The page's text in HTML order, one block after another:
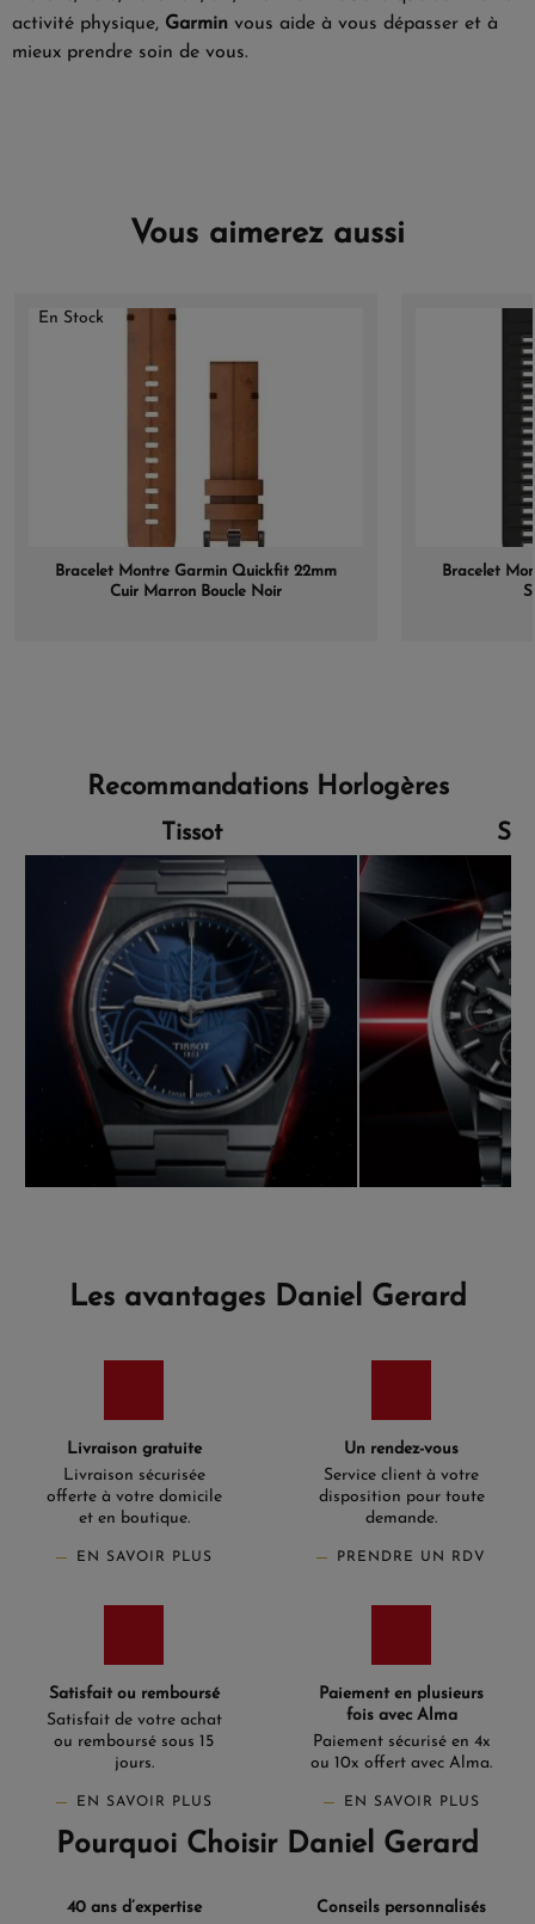
activité physique, Garmin vous aide à vous dépasser et à
mieux prendre soin de vous.
Vous aimerez aussi
En Stock
Bracelet Montre Garmin Quickfit 22mm
Cuir Marron Boucle Noir
Bracelet
Recommandations Horlogères
Tissot
Les avantages Daniel Gerard
Livraison gratuite
Livraison sécurisée
offerte à votre domicile
et en boutique.
EN SAVOIR PLUS
Un rendez-vous
Service client à votre
disposition pour toute
demande.
PRENDRE UN RDV
Satisfait ou remboursé
Satisfait de votre achat
ou remboursé sous 15
jours.
EN SAVOIR PLUS
Paiement en plusieurs
fois avec Alma
Paiement sécurisé en 4x
ou 10x offert avec Alma.
EN SAVOIR PLUS
Pourquoi Choisir Daniel Gerard
40 ans d’expertise
Conseils personnalisés